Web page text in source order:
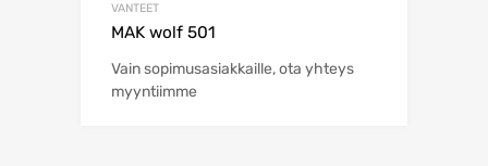
VANTEET
MAK wolf 501
Vain sopimusasiakkaille, ota yhteys
myyntiimme